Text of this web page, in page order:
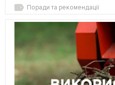
Поради та рекомендації